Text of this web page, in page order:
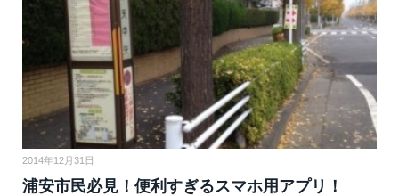
2014年12月31日
浦安市民必見！便利すぎるスマホ用アプリ！